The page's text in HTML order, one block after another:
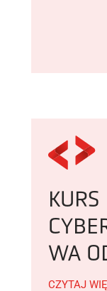
KURS
WA
CZYTAJ